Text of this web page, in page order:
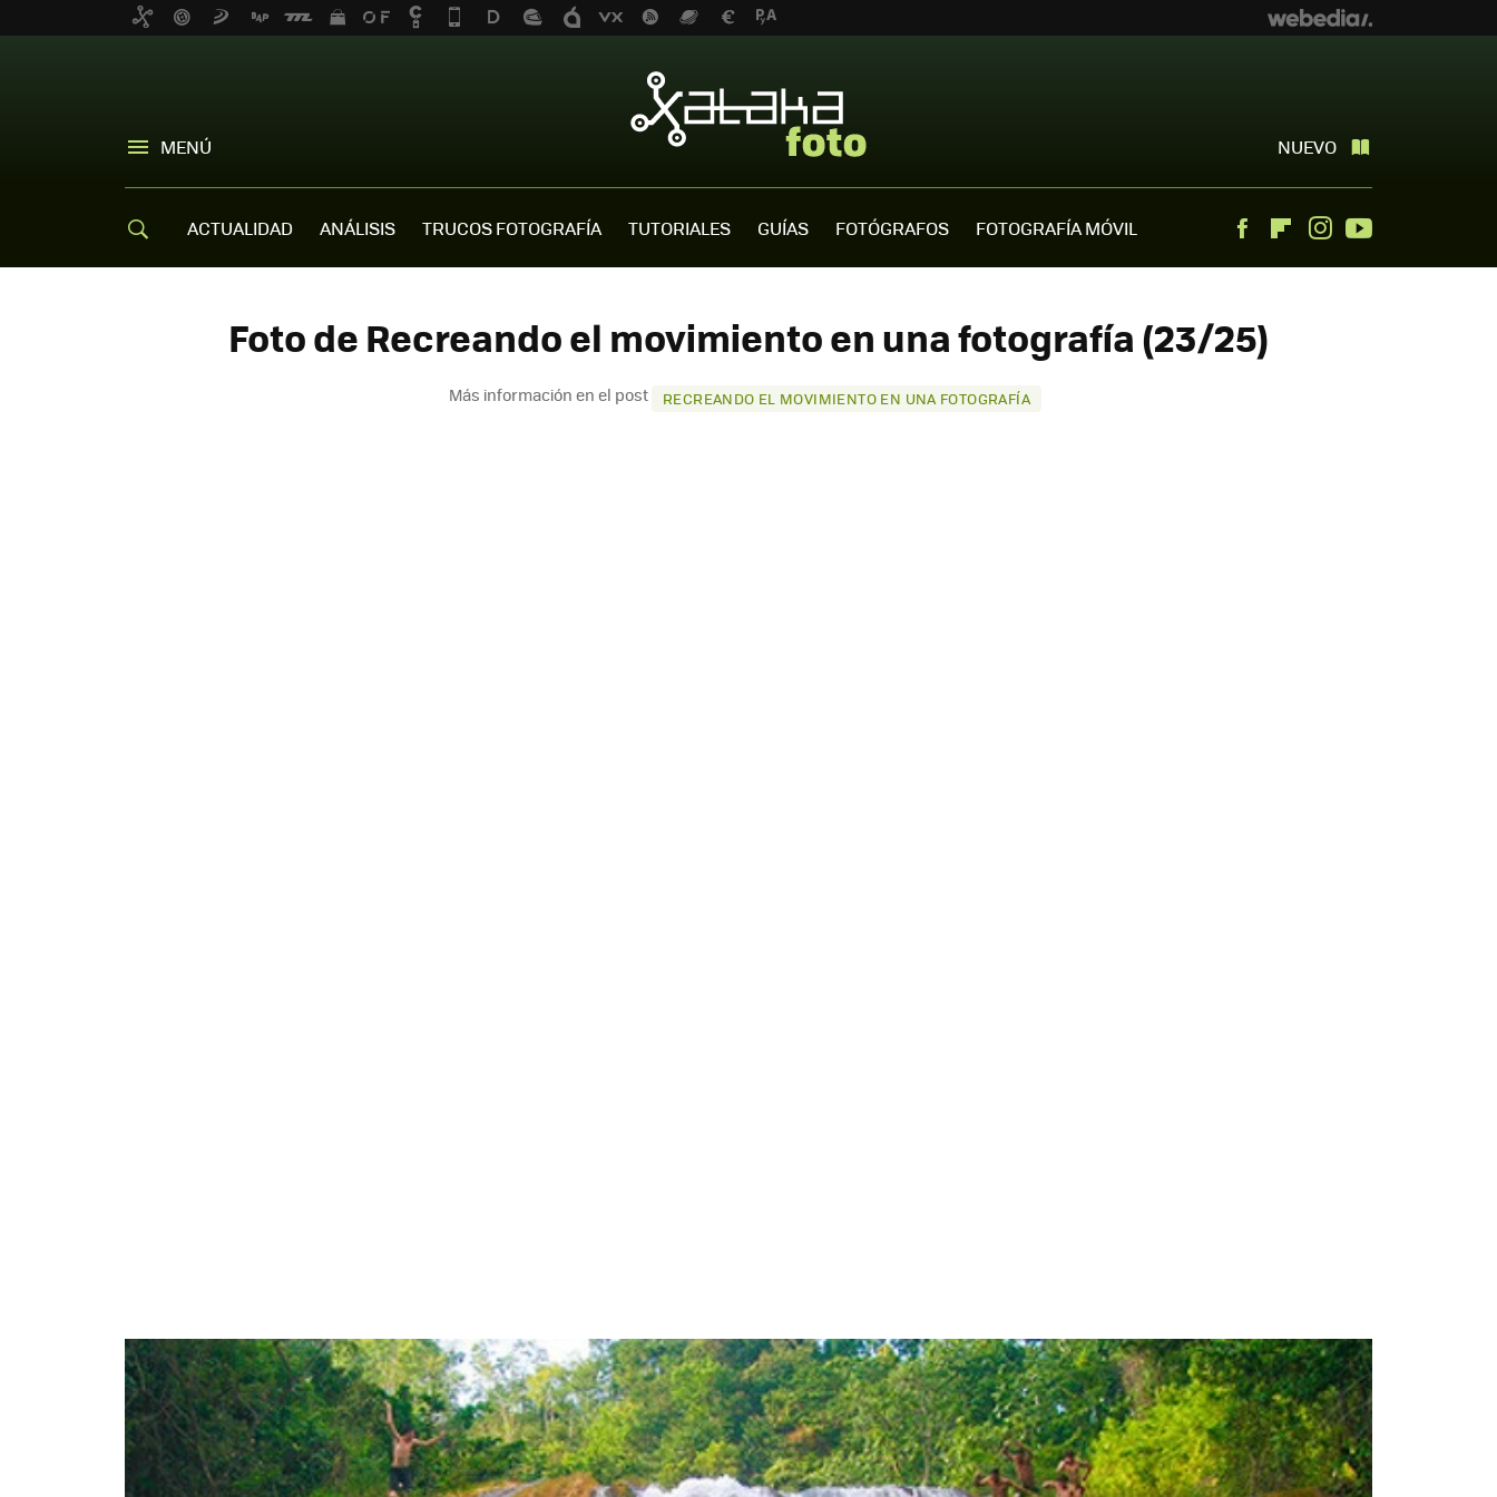
MENÚ NUEVO
ACTUALIDAD ANÁLISIS TRUCOS FOTOGRAFÍA TUTORIALES GUÍAS FOTÓGRAFOS FOTOGRAFÍA MÓVIL FacebookFlipboardInstagram
Foto de Recreando el movimiento en una fotografía (23/25)
Más información en el post RECREANDO EL MOVIMIENTO EN UNA FOTOGRAFÍA